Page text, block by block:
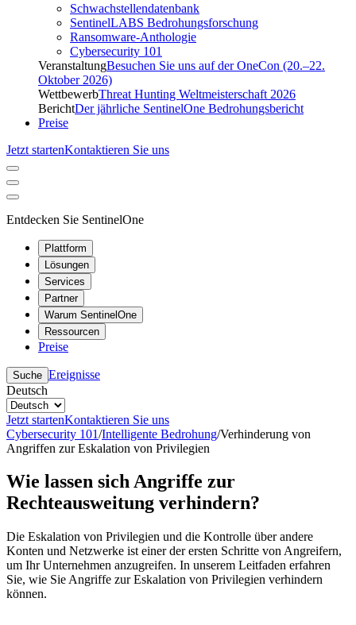
Schwachstellendatenbank
SentinelLABS Bedrohungsforschung
Ransomware-Anthologie
Cybersecurity 101
VeranstaltungBesuchen Sie uns auf der OneCon (20.–22.
Oktober 2026)
WettbewerbThreat Hunting Weltmeisterschaft 2026
BerichtDer jährliche SentinelOne Bedrohungsbericht
Preise
Jetzt startenKontaktieren Sie uns
Entdecken Sie SentinelOne
Plattform
Lösungen
Services
Partner
Warum SentinelOne
Ressourcen
Preise
Suche Ereignisse
Deutsch
Jetzt startenKontaktieren Sie uns
Cybersecurity 101/Intelligente Bedrohung/Verhinderung von
Angriffen zur Eskalation von Privilegien
Wie lassen sich Angriffe zur
Rechteausweitung verhindern?
Die Eskalation von Privilegien und die Kontrolle über andere
Konten und Netzwerke ist einer der ersten Schritte von Angreifern,
um Ihr Unternehmen anzugreifen. In unserem Leitfaden erfahren
Sie, wie Sie Angriffe zur Eskalation von Privilegien verhindern
können.